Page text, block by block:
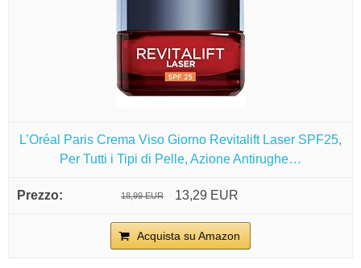
L’Oréal Paris Crema Viso Giorno Revitalift Laser SPF25,
Per Tutti i Tipi di Pelle, Azione Antirughe…
18,99 EUR 13,29 EUR
Acquista su Amazon